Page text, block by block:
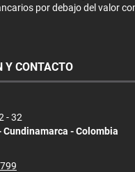
por debajo del valor
Y CONTACTO
- 32
Cundinamarca - Colombia